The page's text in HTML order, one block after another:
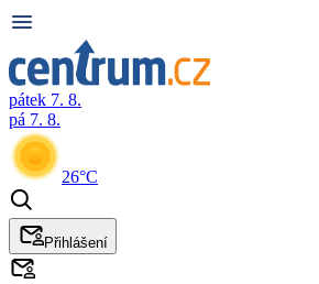
pátek 7. 8.
pá 7. 8.
26°C
Přihlášení